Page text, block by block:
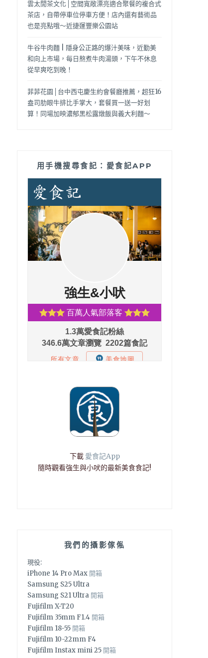
雲太閒茶文化│空間寬敞漂亮適合聚餐的複合式
茶店，自帶停車位停車方便！店內還有藝術品
也是亮點哦～近捷運豐樂公園站
牛谷牛肉麵 | 隱身公正路的爆汁美味，近勤美
和向上市場，每日熬煮牛肉湯頭，下午不休息
從早爽吃到晚！
菲菲花園│台中西屯慶生約會餐廳推薦，超狂16
盎司肋眼牛排比手掌大，套餐買一送一好划
算！同場加映濃郁黑松露燉飯與義大利麵～
用手機搜尋食記：愛食記APP
下載 愛食記App
隨時觀看強生與小吠的最新美食食記!
我們的攝影傢俬
現役:
iPhone 14 Pro Max 開箱
Samsung S25 Ultra
Samsung S21 Ultra 開箱
Fujifilm X-T20
Fujifilm 35mm F1.4 開箱
Fujifilm 18-55 開箱
Fujifilm 10-22mm F4
Fujifilm Instax mini 25 開箱